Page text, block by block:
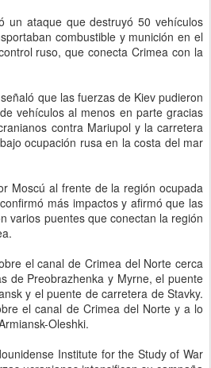
un ataque que destruyó 50 vehículos
combustible y munición en el
ruso, que conecta Crimea con la
que las fuerzas de Kiev pudieron
vehículos al menos en parte gracias
contra Mariupol y la carretera
ocupación rusa en la costa del mar
Moscú al frente de la región ocupada
más impactos y afirmó que las
varios puentes que conectan la región
el canal de Crimea del Norte cerca
de Preobrazhenka y Myrne, el puente
y el puente de carretera de Stavky.
el canal de Crimea del Norte y a lo
Oleshki.
Institute for the Study of War